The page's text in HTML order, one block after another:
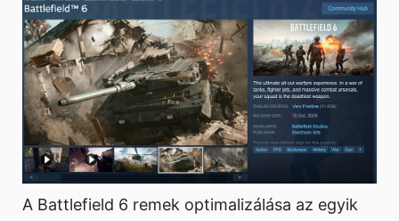
A Battlefield 6 remek optimalizálása az egyik